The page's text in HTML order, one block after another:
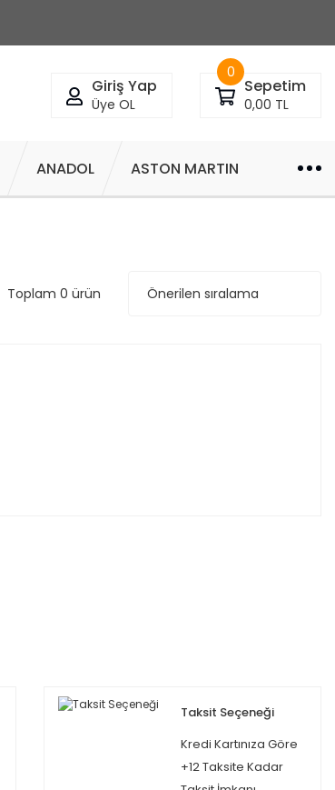
Giriş Yap
Üye OL
0
Sepetim
0,00 TL
ANADOL ASTON MARTIN
Toplam 0 ürün
Taksit Seçeneği
Kredi Kartınıza Göre
+12 Taksite Kadar